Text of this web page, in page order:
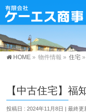
HOME » 物件情報 » 住宅 »
【中古住宅】福
投稿日 : 2024年11月8日 最終更